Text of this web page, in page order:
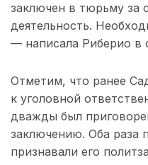
заключен в тюрьму за
деятельность.
— написала Риберио в
Отметим, что ранее
к уголовной
дважды был
заключению. Оба раза
признавали его